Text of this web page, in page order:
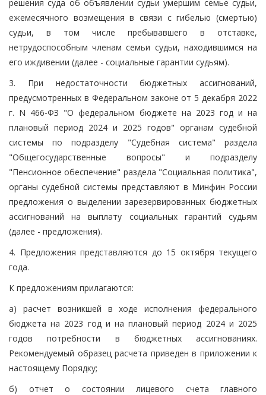
решения суда об объявлении судьи умершим семье судьи,
ежемесячного возмещения в связи с гибелью (смертью)
судьи, в том числе пребывавшего в отставке,
нетрудоспособным членам семьи судьи, находившимся на
его иждивении (далее - социальные гарантии судьям).
3. При недостаточности бюджетных ассигнований,
предусмотренных в Федеральном законе от 5 декабря 2022
г. N 466-ФЗ "О федеральном бюджете на 2023 год и на
плановый период 2024 и 2025 годов" органам судебной
системы по подразделу "Судебная система" раздела
"Общегосударственные вопросы" и подразделу
"Пенсионное обеспечение" раздела "Социальная политика",
органы судебной системы представляют в Минфин России
предложения о выделении зарезервированных бюджетных
ассигнований на выплату социальных гарантий судьям
(далее - предложения).
4. Предложения представляются до 15 октября текущего
года.
К предложениям прилагаются:
а) расчет возникшей в ходе исполнения федерального
бюджета на 2023 год и на плановый период 2024 и 2025
годов потребности в бюджетных ассигнованиях.
Рекомендуемый образец расчета приведен в приложении к
настоящему Порядку;
б) отчет о состоянии лицевого счета главного